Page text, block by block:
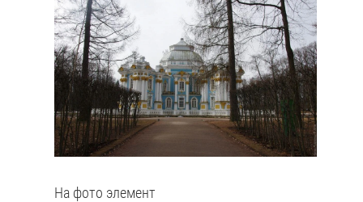
На фото элемент